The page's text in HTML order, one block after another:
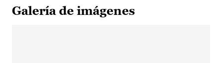
Galería de imágenes